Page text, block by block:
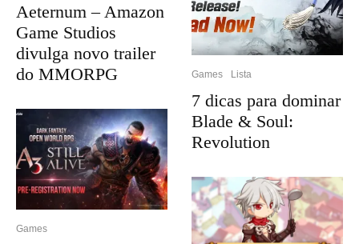
Aeternum – Amazon
Game Studios
divulga novo trailer
do MMORPG
Games
Games Lista
7 dicas para dominar
Blade & Soul:
Revolution